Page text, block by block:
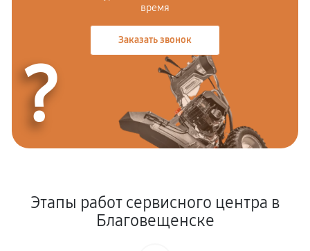
время
Заказать звонок
?
Этапы работ сервисного центра в
Благовещенске